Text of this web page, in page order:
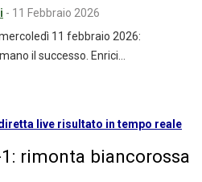
- 11 Febbraio 2026
11 febbraio 2026:
il successo. Enrici…
rimonta biancorossa